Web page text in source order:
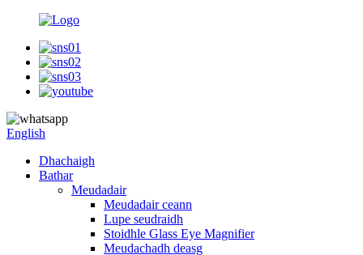
English
Dhachaigh
Bathar
Meudadair
Meudadair ceann
Lupe seudraidh
Stoidhle Glass Eye Magnifier
Meudachadh deasg